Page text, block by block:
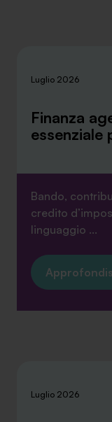
Luglio 2026
Finanza
essenziale
Bando,
credito
linguaggio ...
Luglio 2026